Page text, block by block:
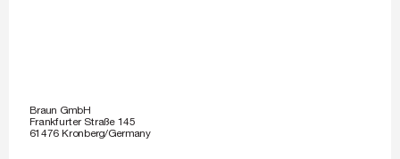
Braun GmbH
Frankfurter Straße 145
61476 Kronberg/Germany